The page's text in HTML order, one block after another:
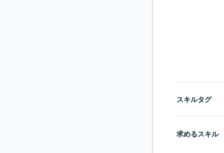
スキルタグ
求めるスキル